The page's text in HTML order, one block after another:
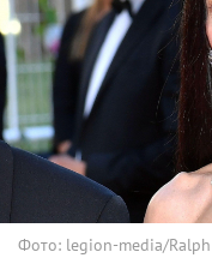
Фото: legion-media/